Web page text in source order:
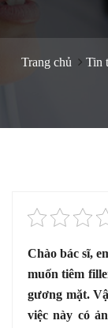
Trang chủ Tin
Chào bác sĩ,
muốn tiêm
gương mặt.
việc này có